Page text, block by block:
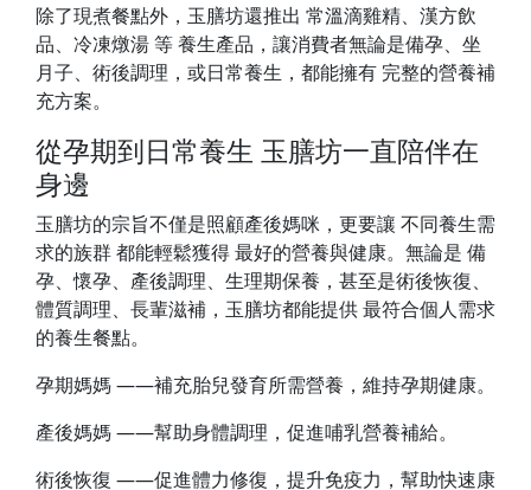
除了現煮餐點外，玉膳坊還推出 常溫滴雞精、漢方飲
品、冷凍燉湯 等 養生產品，讓消費者無論是備孕、坐
月子、術後調理，或日常養生，都能擁有 完整的營養補
充方案。
從孕期到日常養生 玉膳坊一直陪伴在
身邊
玉膳坊的宗旨不僅是照顧產後媽咪，更要讓 不同養生需
求的族群 都能輕鬆獲得 最好的營養與健康。無論是 備
孕、懷孕、產後調理、生理期保養，甚至是術後恢復、
體質調理、長輩滋補，玉膳坊都能提供 最符合個人需求
的養生餐點。
孕期媽媽 ——補充胎兒發育所需營養，維持孕期健康。
產後媽媽 ——幫助身體調理，促進哺乳營養補給。
術後恢復 ——促進體力修復，提升免疫力，幫助快速康